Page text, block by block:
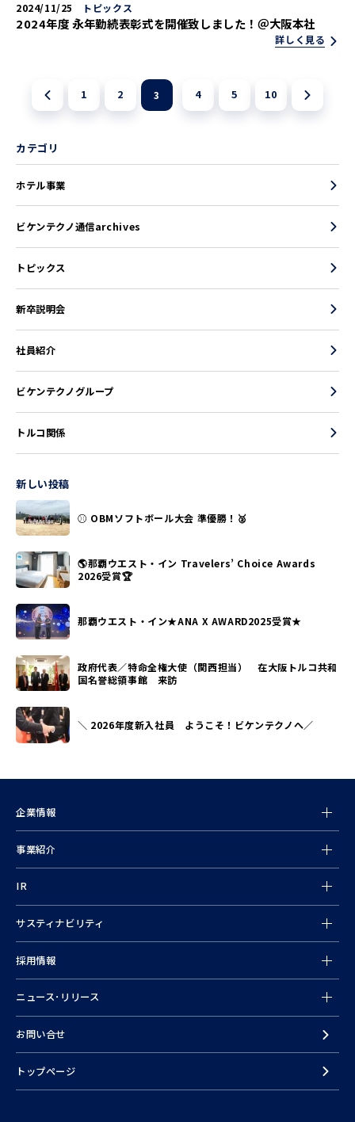
2024/11/25 トピックス
2024年度 永年勤続表彰式を開催致しました！＠大阪本社
詳しく見る
1 2 3 4 5 10
カテゴリ
ホテル事業
ビケンテクノ通信archives
トピックス
新卒説明会
社員紹介
ビケンテクノグループ
トルコ関係
新しい投稿
⚾ OBMソフトボール大会 準優勝！🥈
🌎那覇ウエスト・イン Travelers’ Choice Awards
2026受賞🏆
那覇ウエスト・イン★ANA X AWARD2025受賞★
政府代表／特命全権大使（関西担当） 在大阪トルコ共和
国名誉総領事館 来訪
＼ 2026年度新入社員 ようこそ！ビケンテクノへ／
企業情報
事業紹介
IR
サスティナビリティ
採用情報
ニュース･リリース
お問い合せ
トップページ